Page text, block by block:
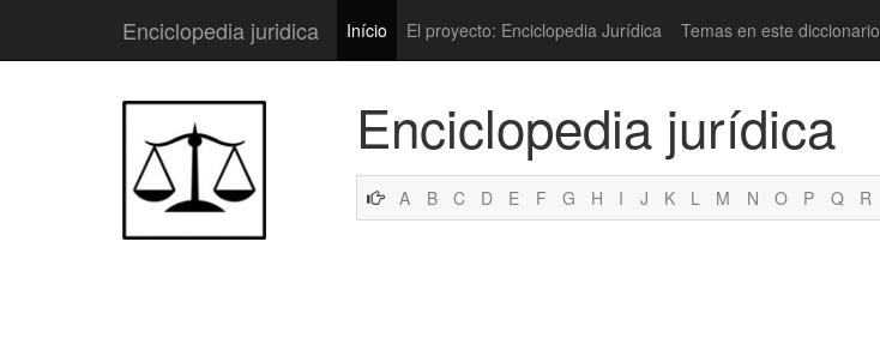
Enciclopedia juridica Início El proyecto: Enciclopedia Jurídica Temas en este diccionario
Enciclopedia jurídica
A B C D E F G H I J K L M N O P Q R